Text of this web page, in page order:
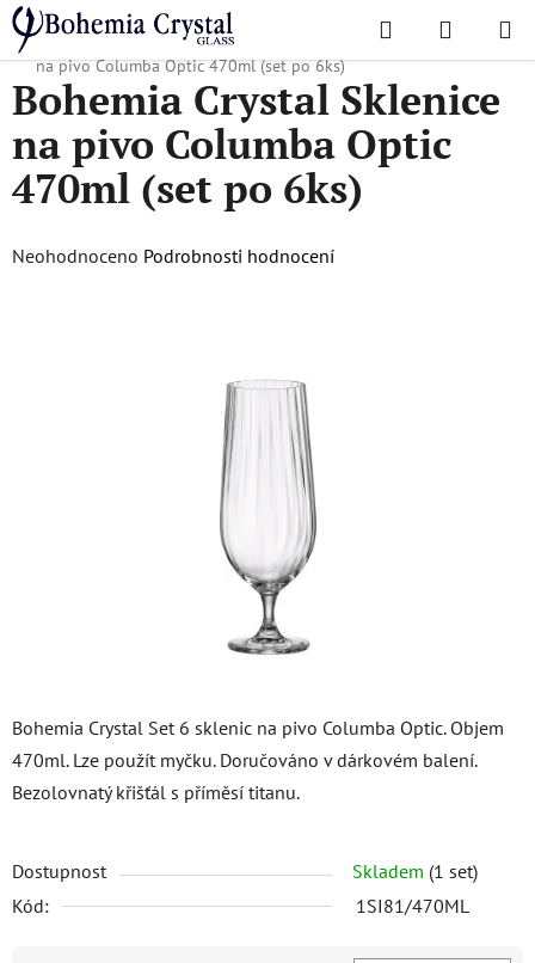
Přejít
na
obsah
Hledat
KOŠÍK
Domů
/ Oblíbené kolekce / Columba Optic
Bohemia Crystal Sklenice
na pivo Columba Optic 470ml (set po 6ks)
Bohemia Crystal Set 6 sklenic na pivo Columba Optic. Objem
470ml. Lze použít myčku. Doručováno v dárkovém balení.
Bezolovnatý křišťál s příměsí titanu.
Dostupnost Skladem (1 set)
Kód:
1SI81/470ML
Bohemia Crystal Sklenice
na pivo Columba Optic
470ml (set po 6ks)
Průměrné
Neohodnoceno Podrobnosti hodnocení